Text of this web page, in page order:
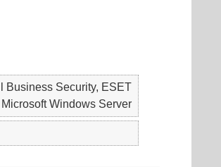
Business Security, ESET
Windows Server